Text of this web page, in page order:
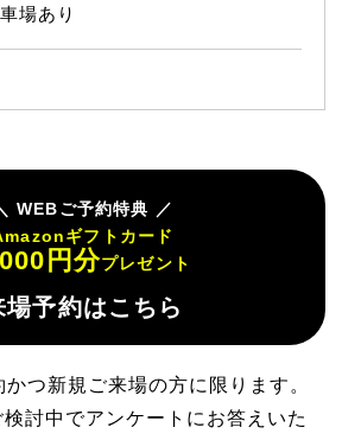
場あり
WEBご予約特典
ギフトカード
円分プレゼント
場予約はこちら
つ新規ご来場の方に限ります。
討中でアンケートにお答えいた